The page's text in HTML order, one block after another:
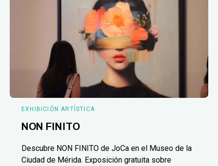
EXHIBICIÓN ARTÍSTICA
NON FINITO
Descubre NON FINITO de JoCa en el Museo de la
Ciudad de Mérida. Exposición gratuita sobre